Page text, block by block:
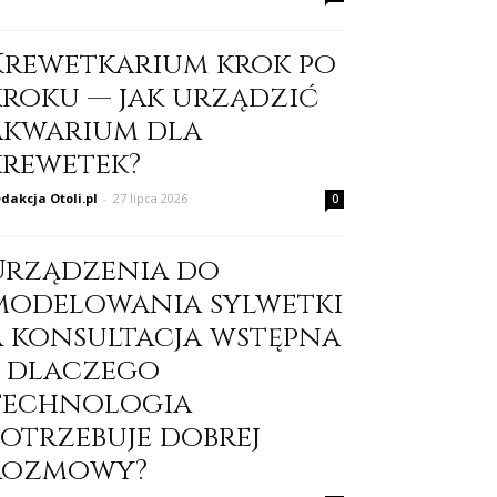
krok po
— jak urządzić
dla
Otoli.pl - 27 lipca 2026 0
do
sylwetki
konsultacja wstępna
dlaczego
dobrej